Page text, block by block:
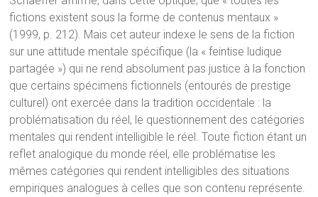
fictions existent sous la forme de contenus mentaux »
(1999, p. 212). Mais cet auteur indexe le sens de la fiction
sur une attitude mentale spécifique (la « feintise ludique
partagée ») qui ne rend absolument pas justice à la fonction
que certains spécimens fictionnels (entourés de prestige
culturel) ont exercée dans la tradition occidentale : la
problématisation du réel, le questionnement des catégories
mentales qui rendent intelligible le réel. Toute fiction étant un
reflet analogique du monde réel, elle problématise les
mêmes catégories qui rendent intelligibles des situations
empiriques analogues à celles que son contenu représente.